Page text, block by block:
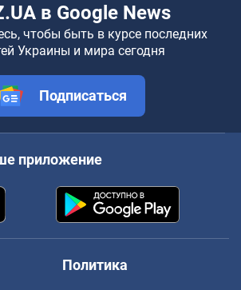
в Google News
чтобы быть в курсе последних
Украины и мира сегодня
Подписаться
приложение
Политика